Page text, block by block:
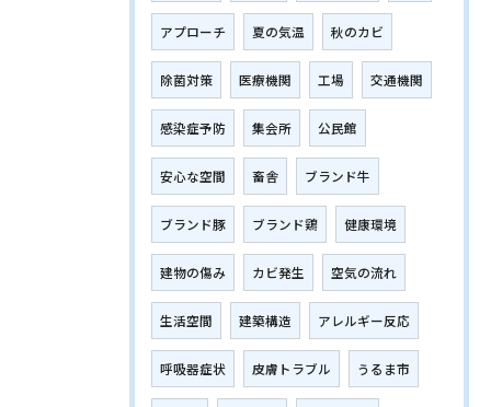
アプローチ 夏の気温 秋のカビ
除菌対策 医療機関 工場 交通機関
感染症予防 集会所 公民館
安心な空間 畜舎 ブランド牛
ブランド豚 ブランド鶏 健康環境
建物の傷み カビ発生 空気の流れ
生活空間 建築構造 アレルギー反応
呼吸器症状 皮膚トラブル うるま市